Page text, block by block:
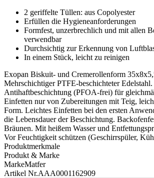
2 geriffelte Tüllen: aus Copolyester
Erfüllen die Hygieneanforderungen
Formfest, unzerbrechlich und mit allen
verwendbar
Durchsichtig zur Erkennung von
In einem Stück, leicht zu reinigen
Exopan Biskuit- und Cremerollenform
Mehrschichtiger PTFE-beschichteter Edelstahl.
Antihaftbeschichtung (PFOA-frei) für
Einfetten nur von Zubereitungen mit Teig,
Form. Leichtes Einfetten bei den ersten
die Lebensdauer der Beschichtung.
Bräunen. Mit heißem Wasser und
Vor Feuchtigkeit schützen (Geschirrspüler,
Produktmerkmale
Produkt & Marke
MarkeMatfer
Artikel Nr.AAA0001162909